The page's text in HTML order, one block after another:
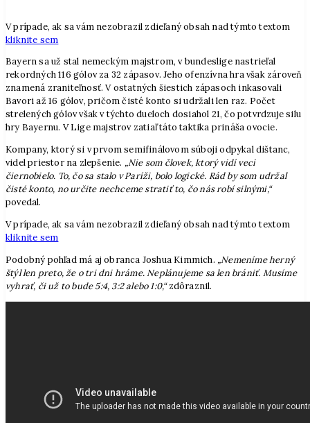
V prípade, ak sa vám nezobrazil zdieľaný obsah nad týmto textom
kliknite sem
Bayern sa už stal nemeckým majstrom, v bundeslige nastrieľal
rekordných 116 gólov za 32 zápasov. Jeho ofenzívna hra však zároveň
znamená zraniteľnosť. V ostatných šiestich zápasoch inkasovali
Bavori až 16 gólov, pričom čisté konto si udržali len raz. Počet
strelených gólov však v týchto dueloch dosiahol 21, čo potvrdzuje silu
hry Bayernu. V Lige majstrov zatiaľ táto taktika prináša ovocie.
Kompany, ktorý si v prvom semifinálovom súboji odpykal dištanc,
videl priestor na zlepšenie. „Nie som človek, ktorý vidí veci
čiernobielo. To, čo sa stalo v Paríži, bolo logické. Rád by som udržal
čisté konto, no určite nechceme stratiť to, čo nás robí silnými,“
povedal.
V prípade, ak sa vám nezobrazil zdieľaný obsah nad týmto textom
kliknite sem
Podobný pohľad má aj obranca Joshua Kimmich. „Nemeníme herný
štýl len preto, že o tri dni hráme. Neplánujeme sa len brániť. Musíme
vyhrať, či už to bude 5:4, 3:2 alebo 1:0,“zdôraznil.